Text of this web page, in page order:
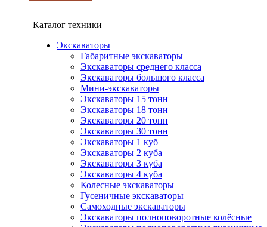
Каталог техники
Экскаваторы
Габаритные экскаваторы
Экскаваторы среднего класса
Экскаваторы большого класса
Мини-экскаваторы
Экскаваторы 15 тонн
Экскаваторы 18 тонн
Экскаваторы 20 тонн
Экскаваторы 30 тонн
Экскаваторы 1 куб
Экскаваторы 2 куба
Экскаваторы 3 куба
Экскаваторы 4 куба
Колесные экскаваторы
Гусеничные экскаваторы
Самоходные экскаваторы
Экскаваторы полноповоротные колёсные